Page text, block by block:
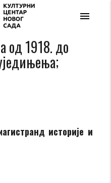
menu
од 1918. до
историје и